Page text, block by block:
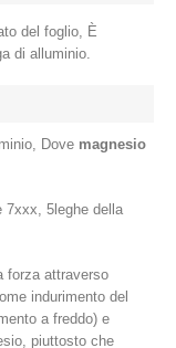
del foglio, È
di alluminio.
Dove magnesio
7xxx, 5leghe della
forza attraverso
indurimento del
a freddo) e
piuttosto che